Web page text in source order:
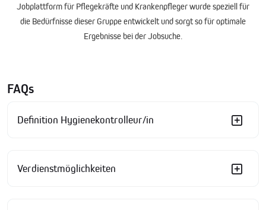
Jobplattform für Pflegekräfte und Krankenpflegerwurde speziell für
die Bedürfnisse dieser Gruppe entwickelt und sorgt so für optimale
Ergebnisse bei der Jobsuche.
FAQs
Definition Hygienekontrolleur/in
Verdienstmöglichkeiten